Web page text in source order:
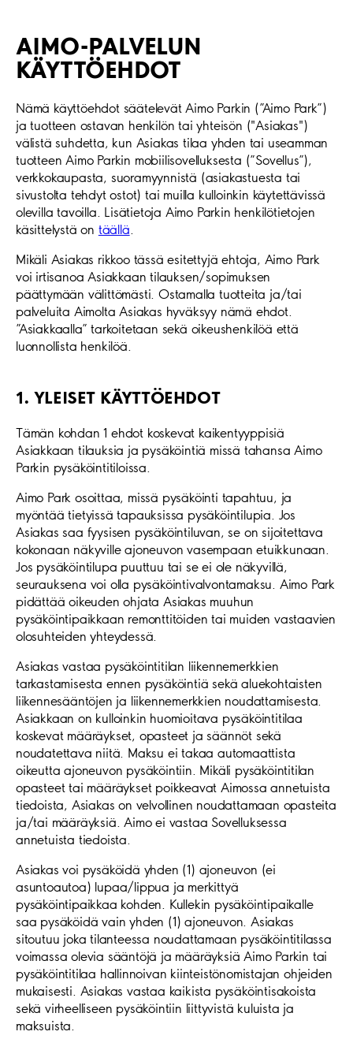
AIMO-PALVELUN
KÄYTTÖEHDOT
Nämä käyttöehdot säätelevät Aimo Parkin (”Aimo Park”)
ja tuotteen ostavan henkilön tai yhteisön ("Asiakas")
välistä suhdetta, kun Asiakas tilaa yhden tai useamman
tuotteen Aimo Parkin mobiilisovelluksesta (”Sovellus”),
verkkokaupasta, suoramyynnistä (asiakastuesta tai
sivustolta tehdyt ostot) tai muilla kulloinkin käytettävissä
olevilla tavoilla. Lisätietoja Aimo Parkin henkilötietojen
käsittelystä on täällä.
Mikäli Asiakas rikkoo tässä esitettyjä ehtoja, Aimo Park
voi irtisanoa Asiakkaan tilauksen/sopimuksen
päättymään välittömästi. Ostamalla tuotteita ja/tai
palveluita Aimolta Asiakas hyväksyy nämä ehdot.
”Asiakkaalla” tarkoitetaan sekä oikeushenkilöä että
luonnollista henkilöä.
1. YLEISET KÄYTTÖEHDOT
Tämän kohdan 1 ehdot koskevat kaikentyyppisiä
Asiakkaan tilauksia ja pysäköintiä missä tahansa Aimo
Parkin pysäköintitiloissa.
Aimo Park osoittaa, missä pysäköinti tapahtuu, ja
myöntää tietyissä tapauksissa pysäköintilupia. Jos
Asiakas saa fyysisen pysäköintiluvan, se on sijoitettava
kokonaan näkyville ajoneuvon vasempaan etuikkunaan.
Jos pysäköintilupa puuttuu tai se ei ole näkyvillä,
seurauksena voi olla pysäköintivalvontamaksu. Aimo Park
pidättää oikeuden ohjata Asiakas muuhun
pysäköintipaikkaan remonttitöiden tai muiden vastaavien
olosuhteiden yhteydessä.
Asiakas vastaa pysäköintitilan liikennemerkkien
tarkastamisesta ennen pysäköintiä sekä aluekohtaisten
liikennesääntöjen ja liikennemerkkien noudattamisesta.
Asiakkaan on kulloinkin huomioitava pysäköintitilaa
koskevat määräykset, opasteet ja säännöt sekä
noudatettava niitä. Maksu ei takaa automaattista
oikeutta ajoneuvon pysäköintiin. Mikäli pysäköintitilan
opasteet tai määräykset poikkeavat Aimossa annetuista
tiedoista, Asiakas on velvollinen noudattamaan opasteita
ja/tai määräyksiä. Aimo ei vastaa Sovelluksessa
annetuista tiedoista.
Asiakas voi pysäköidä yhden (1) ajoneuvon (ei
asuntoautoa) lupaa/lippua ja merkittyä
pysäköintipaikkaa kohden. Kullekin pysäköintipaikalle
saa pysäköidä vain yhden (1) ajoneuvon. Asiakas
sitoutuu joka tilanteessa noudattamaan pysäköintitilassa
voimassa olevia sääntöjä ja määräyksiä Aimo Parkin tai
pysäköintitilaa hallinnoivan kiinteistönomistajan ohjeiden
mukaisesti. Asiakas vastaa kaikista pysäköintisakoista
sekä virheelliseen pysäköintiin liittyvistä kuluista ja
maksuista.